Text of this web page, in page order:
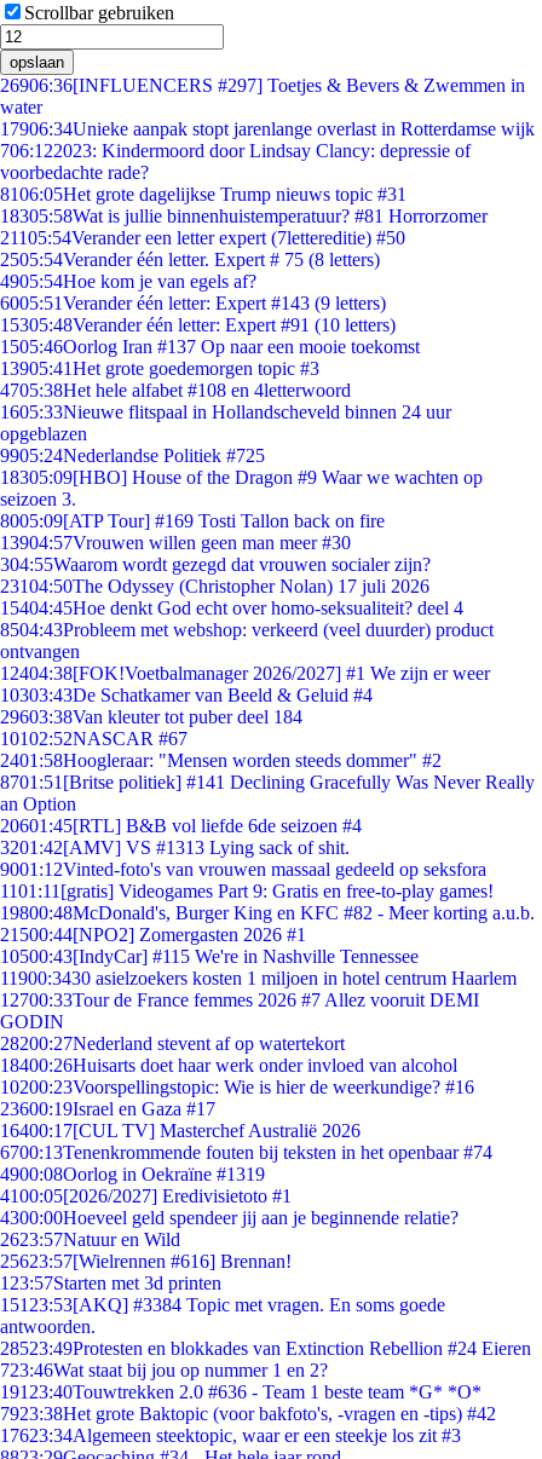
Scrollbar gebruiken
opslaan
26906:36[INFLUENCERS #297] Toetjes & Bevers & Zwemmen in
water
17906:34Unieke aanpak stopt jarenlange overlast in Rotterdamse wijk
706:122023: Kindermoord door Lindsay Clancy: depressie of
voorbedachte rade?
8106:05Het grote dagelijkse Trump nieuws topic #31
18305:58Wat is jullie binnenhuistemperatuur? #81 Horrorzomer
21105:54Verander een letter expert (7lettereditie) #50
2505:54Verander één letter. Expert # 75 (8 letters)
4905:54Hoe kom je van egels af?
6005:51Verander één letter: Expert #143 (9 letters)
15305:48Verander één letter: Expert #91 (10 letters)
1505:46Oorlog Iran #137 Op naar een mooie toekomst
13905:41Het grote goedemorgen topic #3
4705:38Het hele alfabet #108 en 4letterwoord
1605:33Nieuwe flitspaal in Hollandscheveld binnen 24 uur
opgeblazen
9905:24Nederlandse Politiek #725
18305:09[HBO] House of the Dragon #9 Waar we wachten op
seizoen 3.
8005:09[ATP Tour] #169 Tosti Tallon back on fire
13904:57Vrouwen willen geen man meer #30
304:55Waarom wordt gezegd dat vrouwen socialer zijn?
23104:50The Odyssey (Christopher Nolan) 17 juli 2026
15404:45Hoe denkt God echt over homo-seksualiteit? deel 4
8504:43Probleem met webshop: verkeerd (veel duurder) product
ontvangen
12404:38[FOK!Voetbalmanager 2026/2027] #1 We zijn er weer
10303:43De Schatkamer van Beeld & Geluid #4
29603:38Van kleuter tot puber deel 184
10102:52NASCAR #67
2401:58Hoogleraar: "Mensen worden steeds dommer" #2
8701:51 [Britse politiek] #141 Declining Gracefully Was Never Really
an Option
20601:45[RTL] B&B vol liefde 6de seizoen #4
3201:42[AMV] VS #1313 Lying sack of shit.
9001:12Vinted-foto's van vrouwen massaal gedeeld op seksfora
1101:11 [gratis] Videogames Part 9: Gratis en free-to-play games!
19800:48McDonald's, Burger King en KFC #82 - Meer korting a.u.b.
21500:44[NPO2] Zomergasten 2026 #1
10500:43[IndyCar] #115 We're in Nashville Tennessee
11900:3430 asielzoekers kosten 1 miljoen in hotel centrum Haarlem
12700:33Tour de France femmes 2026 #7 Allez vooruit DEMI
GODIN
28200:27Nederland stevent af op watertekort
18400:26Huisarts doet haar werk onder invloed van alcohol
10200:23Voorspellingstopic: Wie is hier de weerkundige? #16
23600:19Israel en Gaza #17
16400:17[CUL TV] Masterchef Australië 2026
6700:13Tenenkrommende fouten bij teksten in het openbaar #74
4900:08Oorlog in Oekraïne #1319
4100:05[2026/2027] Eredivisietoto #1
4300:00Hoeveel geld spendeer jij aan je beginnende relatie?
2623:57Natuur en Wild
25623:57[Wielrennen #616] Brennan!
1 23:57Starten met 3d printen
151 23:53[AKQ] #3384 Topic met vragen. En soms goede
antwoorden.
28523:49Protesten en blokkades van Extinction Rebellion #24 Eieren
723:46Wat staat bij jou op nummer 1 en 2?
191 23:40Touwtrekken 2.0 #636 - Team 1 beste team *G* *O*
7923:38Het grote Baktopic (voor bakfoto's, -vragen en -tips) #42
17623:34Algemeen steektopic, waar er een steekje los zit #3